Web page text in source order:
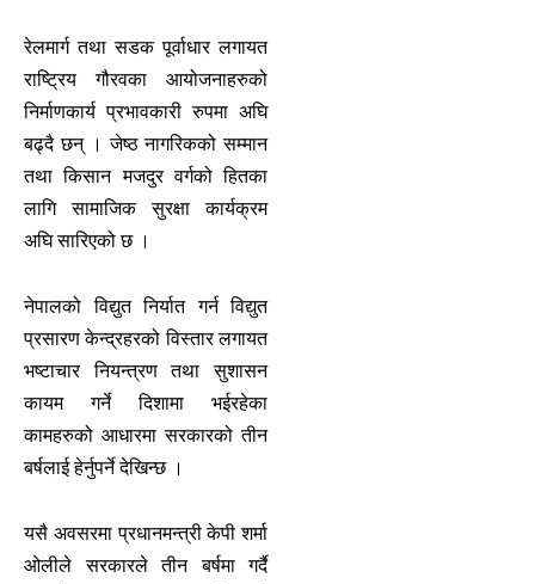
रेलमार्ग तथा सडक पूर्वाधार लगायत
राष्ट्रिय गौरवका आयोजनाहरुको
निर्माणकार्य प्रभावकारी रुपमा अघि
बढ्दै छन् । जेष्ठ नागरिकको सम्मान
तथा किसान मजदुर वर्गको हितका
लागि सामाजिक सुरक्षा कार्यक्रम
अघि सारिएको छ ।
नेपालको विद्युत निर्यात गर्न विद्युत
प्रसारण केन्द्रहरको विस्तार लगायत
भष्टाचार नियन्त्रण तथा सुशासन
कायम गर्ने दिशामा भईरहेका
कामहरुको आधारमा सरकारको तीन
बर्षलाई हेर्नुपर्ने देखिन्छ ।
यसै अवसरमा प्रधानमन्त्री केपी शर्मा
ओलीले सरकारले तीन बर्षमा गर्दै